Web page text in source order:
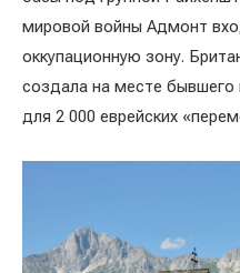
мировой войны Адмонт
оккупационную зону.
создала на месте бывшего
для 2 000 еврейских